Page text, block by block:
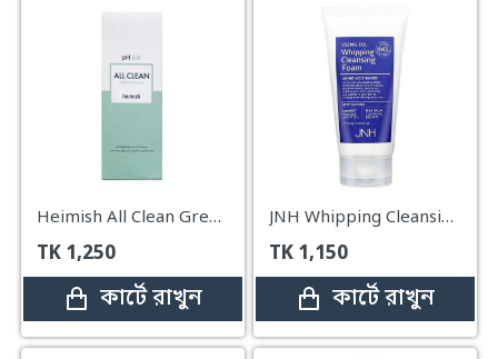
Heimish All Clean Green Foam – 150ml
TK 1,250
কার্টে রাখুন
JNH Whipping Cleansing Foam – 150g
TK 1,150
কার্টে রাখুন